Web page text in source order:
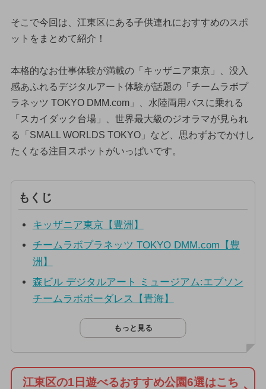
そこで今回は、江東区にある子供連れにおすすめのスポ
ットをまとめて紹介！
本格的なお仕事体験が満載の「キッザニア東京」、没入
感あふれるデジタルアート体験が話題の「チームラボプ
ラネッツ TOKYO DMM.com」、水陸両用バスに乗れる
「スカイダック台場」、世界最大級のジオラマが見られ
る「SMALL WORLDS TOKYO」など、思わずおでかけし
たくなる注目スポットがいっぱいです。
もくじ
キッザニア東京【豊洲】
チームラボプラネッツ TOKYO DMM.com【豊
洲】
森ビル デジタルアート ミュージアム:エプソン
チームラボボーダレス【青海】
もっと見る
江東区の1日遊べるおすすめ公園6選はこち